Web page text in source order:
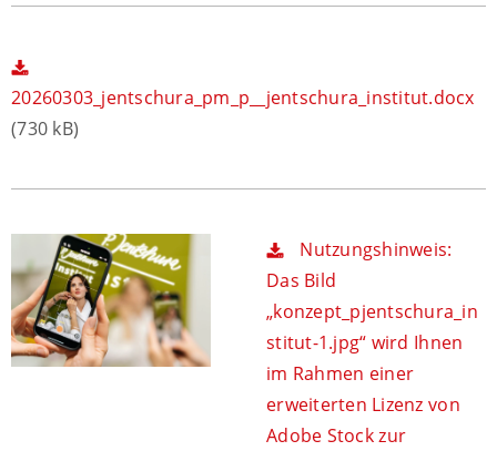
20260303_jentschura_pm_p__jentschura_institut.docx
(730 kB)
Nutzungshinweis:
Das Bild
„konzept_pjentschura_in
stitut-1.jpg“ wird Ihnen
im Rahmen einer
erweiterten Lizenz von
Adobe Stock zur